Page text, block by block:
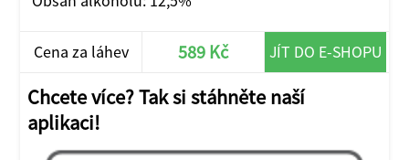
Cena za láhev 589 Kč JÍT DO E-SHOPU
Chcete více? Tak si stáhněte naší
aplikaci!